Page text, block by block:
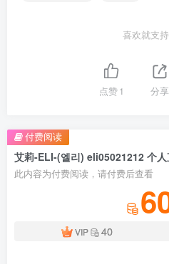
喜欢就支
点赞1 分享
此内容为付费阅读，请付费后查看
VIP
40
付费阅读